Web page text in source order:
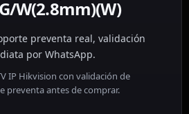
W(2.8mm)(W)
preventa real, validación
por WhatsApp.
IP Hikvision con validación de
preventa antes de comprar.